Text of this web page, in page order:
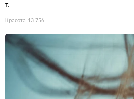
т.
Красота 13 756